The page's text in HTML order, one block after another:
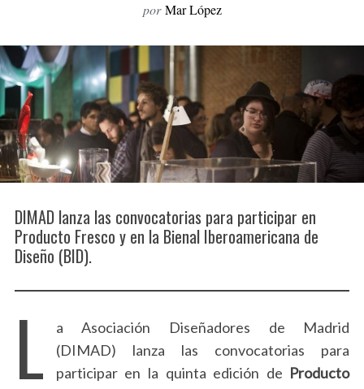
por Mar López
DIMAD lanza las convocatorias para participar en
Producto Fresco y en la Bienal Iberoamericana de
Diseño (BID).
L
a Asociación Diseñadores de Madrid
(DIMAD) lanza las convocatorias para
participar en la quinta edición de Producto